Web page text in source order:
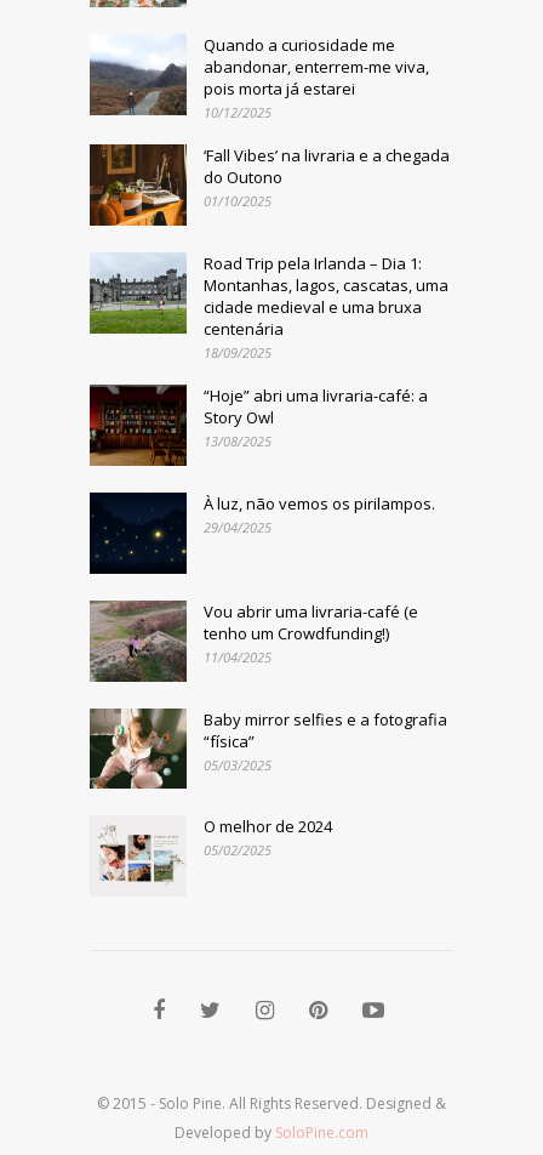
Quando a curiosidade me
abandonar, enterrem-me viva,
pois morta já estarei
10/12/2025
‘Fall Vibes’ na livraria e a chegada
do Outono
01/10/2025
Road Trip pela Irlanda – Dia 1:
Montanhas, lagos, cascatas, uma
cidade medieval e uma bruxa
centenária
18/09/2025
“Hoje” abri uma livraria-café: a
Story Owl
13/08/2025
À luz, não vemos os pirilampos.
29/04/2025
Vou abrir uma livraria-café (e
tenho um Crowdfunding!)
11/04/2025
Baby mirror selfies e a fotografia
“física”
05/03/2025
O melhor de 2024
05/02/2025
© 2015 - Solo Pine. All Rights Reserved. Designed &
Developed by SoloPine.com